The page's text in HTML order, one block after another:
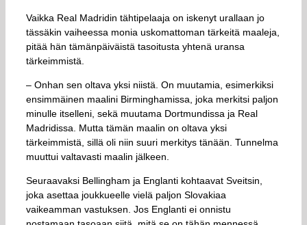
Vaikka Real Madridin tähtipelaaja on iskenyt urallaan jo
tässäkin vaiheessa monia uskomattoman tärkeitä maaleja,
pitää hän tämänpäiväistä tasoitusta yhtenä uransa
tärkeimmistä.
– Onhan sen oltava yksi niistä. On muutamia, esimerkiksi
ensimmäinen maalini Birminghamissa, joka merkitsi paljon
minulle itselleni, sekä muutama Dortmundissa ja Real
Madridissa. Mutta tämän maalin on oltava yksi
tärkeimmistä, sillä oli niin suuri merkitys tänään. Tunnelma
muuttui valtavasti maalin jälkeen.
Seuraavaksi Bellingham ja Englanti kohtaavat Sveitsin,
joka asettaa joukkueelle vielä paljon Slovakiaa
vaikeamman vastuksen. Jos Englanti ei onnistu